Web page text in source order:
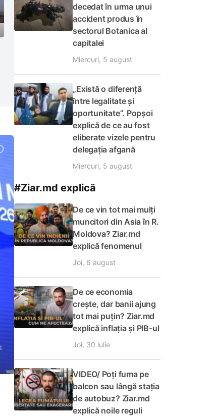
decedat în urma unui
accident produs în
sectorul Botanica al
capitalei
Miercuri, 5 august
„Există o diferență
între legalitate și
oportunitate”. Popșoi
explică de ce au fost
eliberate vizele pentru
delegația afgană
Miercuri, 5 august
#Ziar.md explică
De ce vin tot mai mulți
muncitori din Asia în R.
Moldova? Ziar.md
explică fenomenul
Joi, 6 august
De ce economia
crește, dar banii ajung
tot mai puțin? Ziar.md
explică inflația și PIB-ul
Joi, 30 iulie
VIDEO/ Poți fuma pe
balcon sau lângă stația
de autobuz? Ziar.md
explică noile reguli